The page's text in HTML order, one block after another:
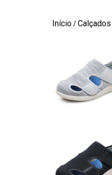
Início/Calçados